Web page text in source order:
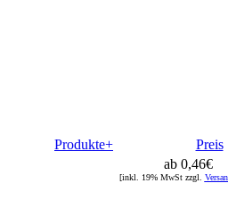
Produkte+
Preis
ab 0,46€
[inkl. 19% MwSt zzgl.